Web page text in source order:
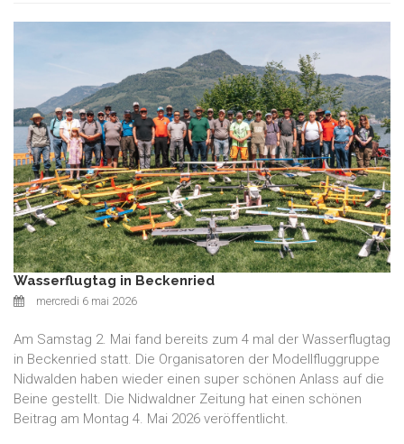
Wasserflugtag in Beckenried
mercredi 6 mai 2026
Am Samstag 2. Mai fand bereits zum 4 mal der Wasserflugtag
in Beckenried statt. Die Organisatoren der Modellfluggruppe
Nidwalden haben wieder einen super schönen Anlass auf die
Beine gestellt. Die Nidwaldner Zeitung hat einen schönen
Beitrag am Montag 4. Mai 2026 veröffentlicht.